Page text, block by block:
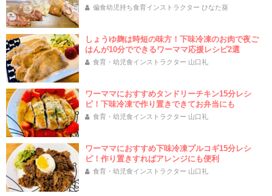
偏食幼児持ち食育インストラクター ひなた葵
しょうゆ麹は時短の味方！下味冷凍のお肉で夜ご
はんが10分でできるワーママ応援レシピ2選
食育・幼児食インストラクター 山口礼
ワーママにおすすめタンドリーチキン15分レシ
ピ！下味冷凍で作り置きできてお弁当にも
食育・幼児食インストラクター 山口礼
ワーママにおすすめ下味冷凍プルコギ15分レシ
ピ！作り置きすればアレンジにも便利
食育・幼児食インストラクター 山口礼